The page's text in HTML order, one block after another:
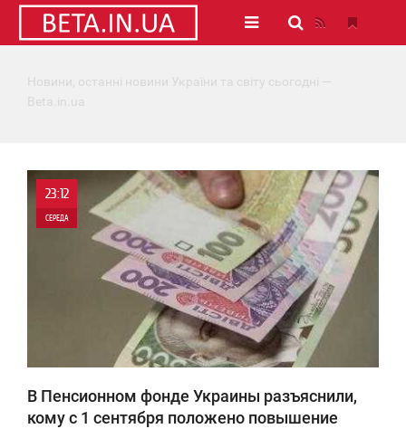
Новини, останні новини України та світу сьогодні —
Beta.in.ua
23:12
СЕРЕДА
В Пенсионном фонде Украины разъяснили,
кому с 1 сентября положено повышение